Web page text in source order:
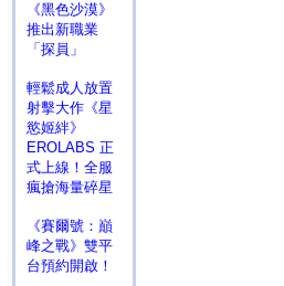
《黑色沙漠》
推出新職業
「探員」
輕鬆成人放置
射擊大作《星
慾姬絆》
EROLABS 正
式上線！全服
瘋搶海量碎星
《賽爾號：巔
峰之戰》雙平
台預約開啟！